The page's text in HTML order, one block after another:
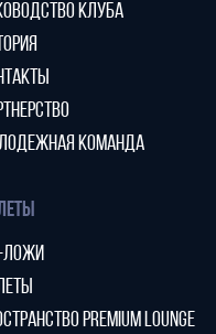
КЛУБА
КОМАНДА
ЛОЖИ
PREMIUM LOUNGE